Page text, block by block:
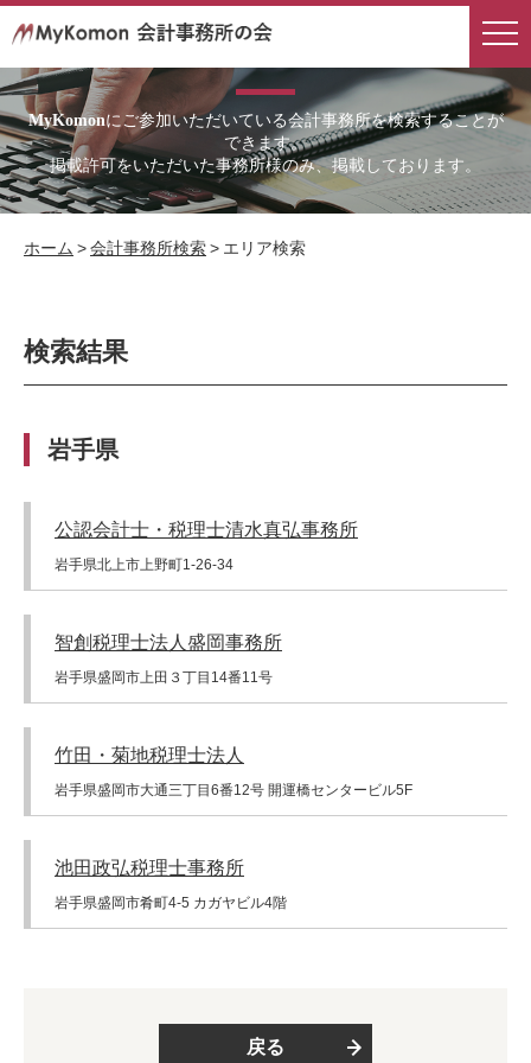
MyKomonにご参加いただいている会計事務所を検索することが
できます。
掲載許可をいただいた事務所様のみ、掲載しております。
ホーム >会計事務所検索> エリア検索
検索結果
岩手県
公認会計士・税理士清水真弘事務所
岩手県北上市上野町1-26-34
智創税理士法人盛岡事務所
岩手県盛岡市上田３丁目14番11号
竹田・菊地税理士法人
岩手県盛岡市大通三丁目6番12号 開運橋センタービル5F
池田政弘税理士事務所
岩手県盛岡市肴町4-5 カガヤビル4階
戻る